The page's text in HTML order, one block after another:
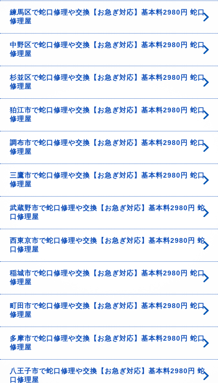
練馬区で蛇口修理や交換【お急ぎ対応】基本料2980円 蛇口
修理屋
中野区で蛇口修理や交換【お急ぎ対応】基本料2980円 蛇口
修理屋
杉並区で蛇口修理や交換【お急ぎ対応】基本料2980円 蛇口
修理屋
狛江市で蛇口修理や交換【お急ぎ対応】基本料2980円 蛇口
修理屋
調布市で蛇口修理や交換【お急ぎ対応】基本料2980円 蛇口
修理屋
三鷹市で蛇口修理や交換【お急ぎ対応】基本料2980円 蛇口
修理屋
武蔵野市で蛇口修理や交換【お急ぎ対応】基本料2980円 蛇
口修理屋
西東京市で蛇口修理や交換【お急ぎ対応】基本料2980円 蛇
口修理屋
稲城市で蛇口修理や交換【お急ぎ対応】基本料2980円 蛇口
修理屋
町田市で蛇口修理や交換【お急ぎ対応】基本料2980円 蛇口
修理屋
多摩市で蛇口修理や交換【お急ぎ対応】基本料2980円 蛇口
修理屋
八王子市で蛇口修理や交換【お急ぎ対応】基本料2980円 蛇
口修理屋